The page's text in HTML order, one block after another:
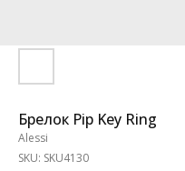
Брелок Pip Key Ring
Alessi
SKU: SKU4130